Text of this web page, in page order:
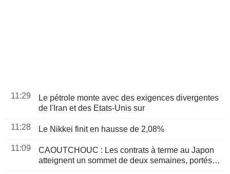
11:29
Le pétrole monte avec des exigences divergentes
de l'Iran et des Etats-Unis sur
11:28 Le Nikkei finit en hausse de 2,08%
11:09
CAOUTCHOUC : Les contrats à terme au Japon
atteignent un sommet de deux semaines, portés